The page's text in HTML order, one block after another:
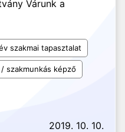
Várunk a
szakmai tapasztalat
/ szakmunkás képző
2019. 10. 10.